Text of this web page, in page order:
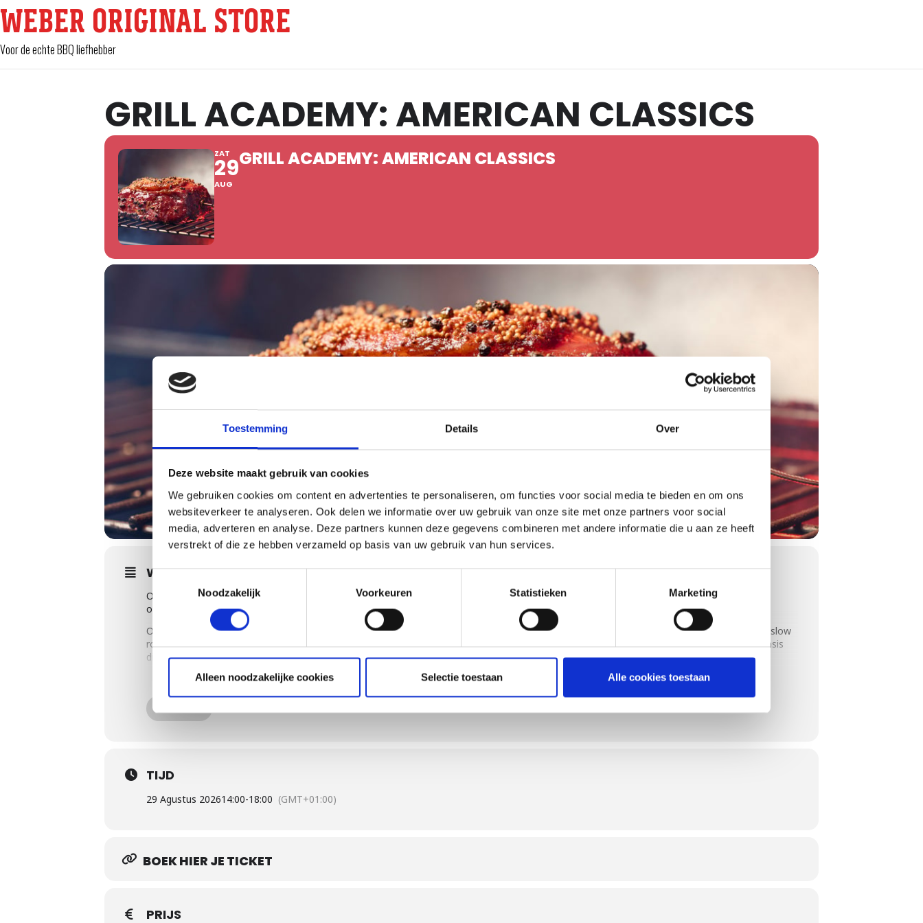
Toestemming Details Over
Deze website maakt gebruik van cookies
We gebruiken cookies om content en advertenties te personaliseren, om functies voor social media te bieden en om ons
websiteverkeer te analyseren. Ook delen we informatie over uw gebruik van onze site met onze partners voor social
media, adverteren en analyse. Deze partners kunnen deze gegevens combineren met andere informatie die u aan ze heeft
verstrekt of die ze hebben verzameld op basis van uw gebruik van hun services.
Toestemmingsselectie
Noodzakelijk
Voorkeuren Statistieken Marketing
Alleen noodzakelijke cookies Selectie toestaan Alle cookies toestaan
WEBER ORIGINAL STORE
Voor de echte BBQ liefhebber
GRILL ACADEMY: AMERICAN CLASSICS
ZAT
29
AUG
GRILL ACADEMY: AMERICAN CLASSICS
WORKSHOPS DETAILS
Ontdek de kunst van de klassieke Amerikaanse barbecue met Weber’s American Classics. Deze vier uur durende, deels hands-on ervaring is
ontworpen voor diegenen die de Weber Way onder de knie willen krijgen tijdens het grillen van iconische Amerikaanse gerechten.
Onder deskundige begeleiding leren deelnemers essentiële technieken, van het perfectioneren van hamburgers en vleugels tot het low-and-slow
roken van shotgun shells en pastrami. Of je nu voor het eerst gaat grillen of je barbecuevaardigheden wilt verfijnen, deze cursus biedt de basis
die je nodig hebt om vol vertrouwen authentieke Amerikaanse favorieten te maken.
Je maakt het volledige menu in teams van 4 tot 6 personen. Per team heb je de beschikking over zowel een houtskool als gasbarbecue.
Daarnaast kan je de big grills, zoals de Searwood, Summit gas, Summit Kamado en WSM 57, ook gebruiken.
Nieuw spannend menu – met klassieke Amerikaanse barbecuefavorieten, van sappige pistrami en hamburgers tot rokerige vleugeltjes en
Breed scala aan barbecues – Grill met de nieuwste gas-, houtskool-, pellet- en elektrische modellen van Weber.
Leer “”the Weber Way””- Ontwikkel essentiële grilltechnieken voor perfecte resultaten.”
TIJD
29 Agustus 202614:00-18:00 (GMT+01:00)
BOEK HIER JE TICKET
PRIJS